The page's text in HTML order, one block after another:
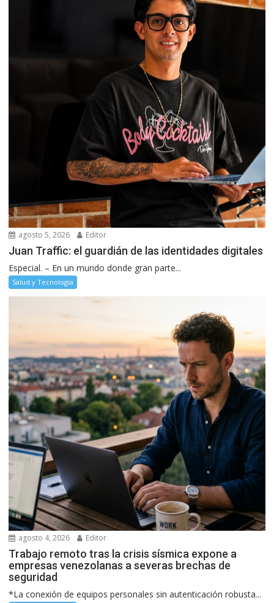
agosto 5, 2026 Editor
Juan Traffic: el guardián de las identidades digitales
Especial. – En un mundo donde gran parte...
Salud y Tecnología
agosto 4, 2026 Editor
Trabajo remoto tras la crisis sísmica expone a
empresas venezolanas a severas brechas de
seguridad
*La conexión de equipos personales sin autenticación robusta...